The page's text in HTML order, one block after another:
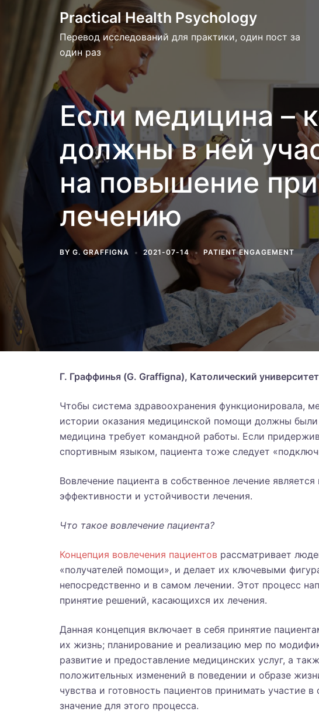
Practical Health Psychology
Перевод исследований для практики, один пост за
один раз
Если медицина –
должны в ней
на повышение
лечению
BY G. GRAFFIGNA 2021-07-14 PATIENT ENGAGEMENT
Г. Граффинья (G. Graffigna), Католический
Чтобы система здравоохранения функционировала,
истории оказания медицинской помощи должны
медицина требует командной работы. Если
спортивным языком, пациента тоже следует
Вовлечение пациента в собственное лечение
эффективности и устойчивости лечения.
Что такое вовлечение пациента?
Концепция вовлечения пациентов рассматривает
«получателей помощи», и делает их ключевыми
непосредственно и в самом лечении. Этот процесс
принятие решений, касающихся их лечения.
Данная концепция включает в себя принятие
их жизнь; планирование и реализацию мер по
развитие и предоставление медицинских услуг, а
положительных изменений в поведении и образе
чувства и готовность пациентов принимать
значение для этого процесса.